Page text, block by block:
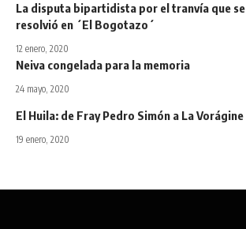
La disputa bipartidista por el tranvía que se
resolvió en ´El Bogotazo´
12 enero, 2020
Neiva congelada para la memoria
24 mayo, 2020
El Huila: de Fray Pedro Simón a La Vorágine
19 enero, 2020